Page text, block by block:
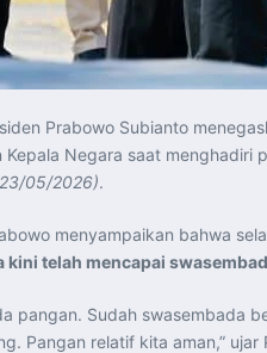
Prabowo Subianto
Negara saat
05/2026).
menyampaikan bahwa
kini telah mencapai
pangan. Sudah swasembada
Pangan relatif kita aman,” ujar